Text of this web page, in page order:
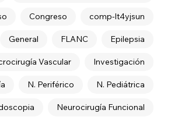
comp-lt4yjsun
Congreso
Epilepsia
FLANC
General
Investigación
Vascular
N. Pediátrica
N. Periférico
Neurocirugía Funcional